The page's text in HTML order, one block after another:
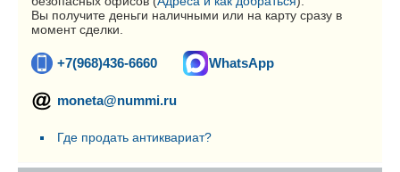
Вы получите деньги наличными или на карту сразу в
момент сделки.
+7(968)436-6660 WhatsApp
moneta@nummi.ru
Где продать антиквариат?